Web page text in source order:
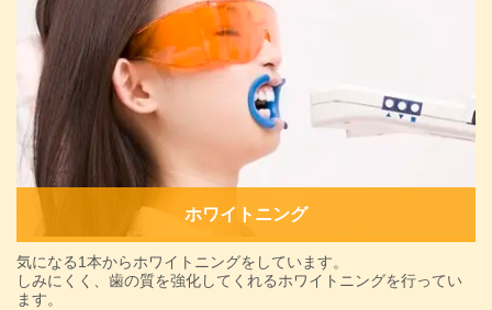
ホワイトニング
気になる1本からホワイトニングをしています。
しみにくく、歯の質を強化してくれるホワイトニングを行ってい
ます。